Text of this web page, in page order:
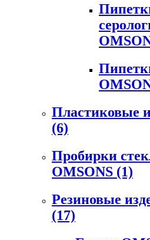
Пластиковые
(6)
Пробирки
OMSONS (1)
Резиновые
(17)